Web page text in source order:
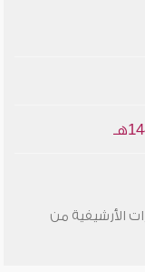
الأرشيفية من